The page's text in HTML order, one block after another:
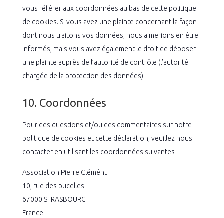
vous référer aux coordonnées au bas de cette politique
de cookies. Si vous avez une plainte concernant la façon
dont nous traitons vos données, nous aimerions en être
informés, mais vous avez également le droit de déposer
une plainte auprès de l’autorité de contrôle (l’autorité
chargée de la protection des données).
10. Coordonnées
Pour des questions et/ou des commentaires sur notre
politique de cookies et cette déclaration, veuillez nous
contacter en utilisant les coordonnées suivantes :
Association Pierre Clémént
10, rue des pucelles
67000 STRASBOURG
France